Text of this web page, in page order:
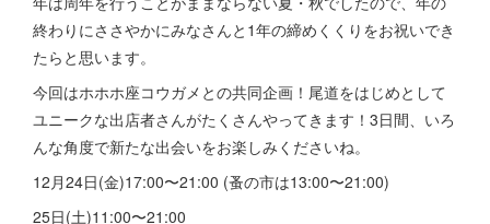
終わりにささやかにみなさんと1年の締めくくりをお祝いでき
たらと思います。
今回はホホホ座コウガメとの共同企画！尾道をはじめとして
ユニークな出店者さんがたくさんやってきます！3日間、いろ
んな角度で新たな出会いをお楽しみくださいね。
12月24日(金)17:00〜21:00 (蚤の市は13:00〜21:00)
25日(土)11:00〜21:00